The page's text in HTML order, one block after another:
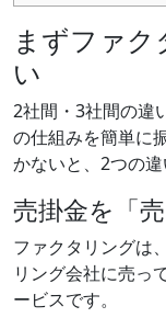
み
た
は
まずファク
い
2社間・3社間の違
の仕組みを簡単に
かないと、2つの違
売掛金を「
ファクタリングは
リング会社に売っ
ービスです。